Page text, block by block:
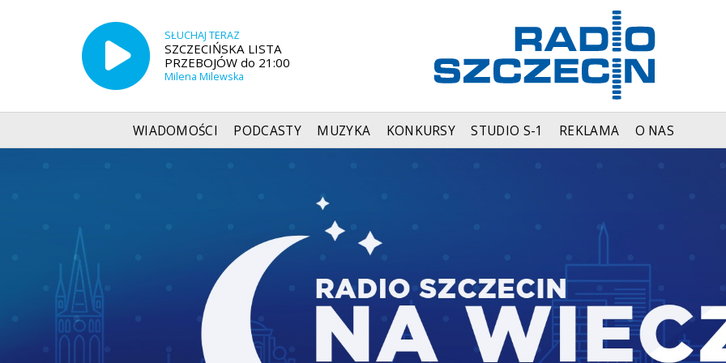
SŁUCHAJ TERAZ
SZCZECIŃSKA LISTA
PRZEBOJÓW do 21:00
Milena Milewska
WIADOMOŚCI PODCASTY MUZYKA KONKURSY STUDIO S-1 REKLAMA O NAS